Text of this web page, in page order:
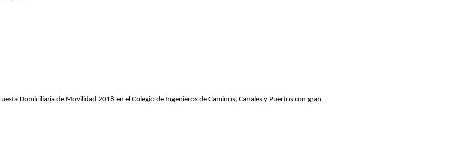
Domiciliaria de Movilidad 2018 en el Colegio de Ingenieros de Caminos, Canales y Puertos con gran